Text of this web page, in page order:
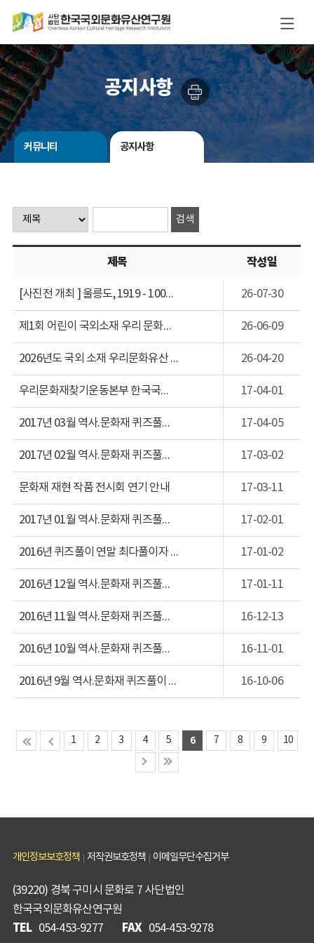
공지사항
커뮤니티 공지사항
제목 작성일
[사진전 개최 ] 울릉도, 1919 - 100여년 전 기록을 통해 본 울릉도 26-07-30
제1회 어린이 국외소재 우리 문화유산 그림 공모전 개최(26.7.1.~ 8. 28.) 26-06-09
2026년도 국외 소재 우리문화유산 교육프로그램 26-04-20
우리문화재찾기운동본부 한국국외문화재연구원으로 명칭 변경 17-04-01
2017년 03월 역사.문화재 퀴즈풀이 당첨 안내 17-04-05
2017년 02월 역사.문화재 퀴즈풀이 당첨 안내 17-03-02
문화재 재현 작품 전시회 연기 안내 17-03-11
2017년 01월 역사.문화재 퀴즈풀이 당첨 안내 17-02-01
2016년 퀴즈풀이 연말 최다풀이자 선정 17-01-02
2016년 12월 역사.문화재 퀴즈풀이 당첨 안내 17-01-11
2016년 11월 역사.문화재 퀴즈풀이 당첨 안내 16-12-13
2016년 10월 역사.문화재 퀴즈풀이 당첨 안내 16-11-01
2016년 9월 역사.문화재 퀴즈풀이 당첨 안내 16-10-06
1 2 3 4 5 6 7 8 9 10
개인정보보호정책 저작권보호정책 이메일무단수집거부
(39220) 경북 구미시 문화로 7 사단법인
한국국외문화유산연구원
TEL 054-453-9277 FAX 054-453-9278